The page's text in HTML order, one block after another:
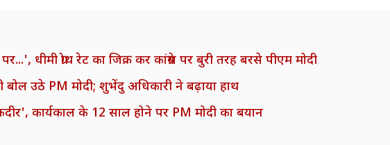
धीमी ग्रोथ रेट का जिक्र कर कांग्रेस पर बुरी तरह बरसे पीएम मोदी
उठे PM मोदी; शुभेंदु अधिकारी ने बढ़ाया हाथ
कार्यकाल के 12 साल होने पर PM मोदी का बयान